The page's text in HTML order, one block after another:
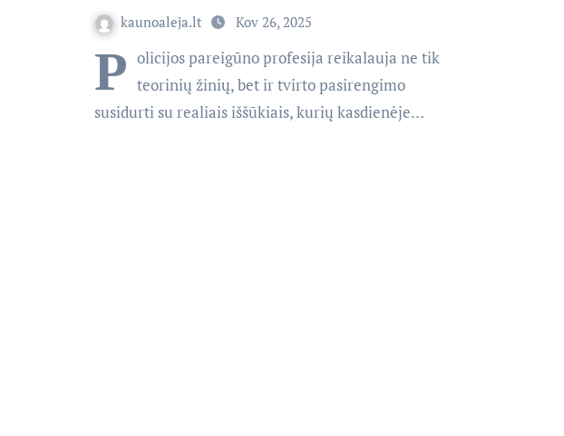
kaunoaleja.lt Kov 26, 2025
P olicijos pareigūno profesija reikalauja ne tik
teorinių žinių, bet ir tvirto pasirengimo
susidurti su realiais iššūkiais, kurių kasdienėje…